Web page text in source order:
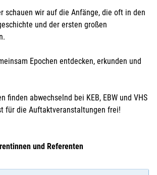
schauen wir auf die Anfänge, die oft in den
und der ersten großen
Epochen entdecken, erkunden und
finden abwechselnd bei KEB, EBW und VHS
für die Auftaktveranstaltungen frei!
und Referenten